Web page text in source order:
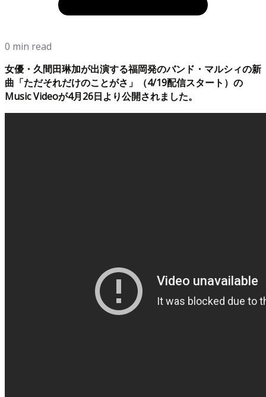
0 min read
女優・久間田琳加が出演する福岡発のバンド・マルシィの新
曲「ただそれだけのことがさ」（4/19配信スタート）の
Music Videoが4月26日より公開されました。